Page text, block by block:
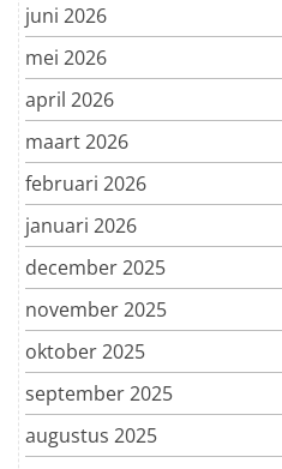
juni 2026
mei 2026
april 2026
maart 2026
februari 2026
januari 2026
december 2025
november 2025
oktober 2025
september 2025
augustus 2025